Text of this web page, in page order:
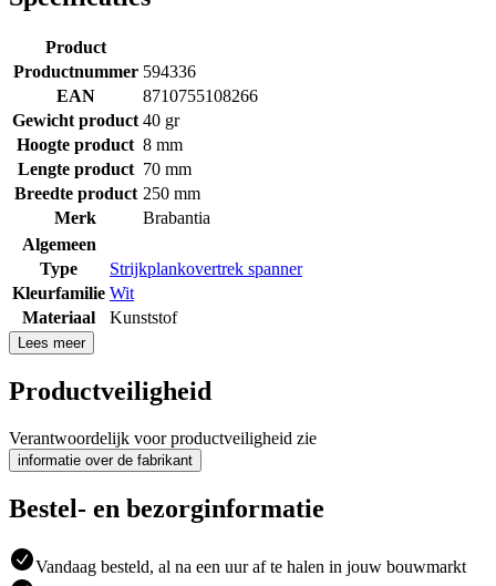
Product
Productnummer 594336
EAN
8710755108266
Gewicht product 40 gr
Hoogte product 8 mm
Lengte product 70 mm
Breedte product 250 mm
Merk
Brabantia
Algemeen
Type
Strijkplankovertrek spanner
Kleurfamilie Wit
Materiaal
Kunststof
Lees meer
Productveiligheid
Verantwoordelijk voor productveiligheid zie
informatie over de fabrikant
Bestel- en bezorginformatie
Vandaag besteld, al na een uur af te halen in jouw bouwmarkt